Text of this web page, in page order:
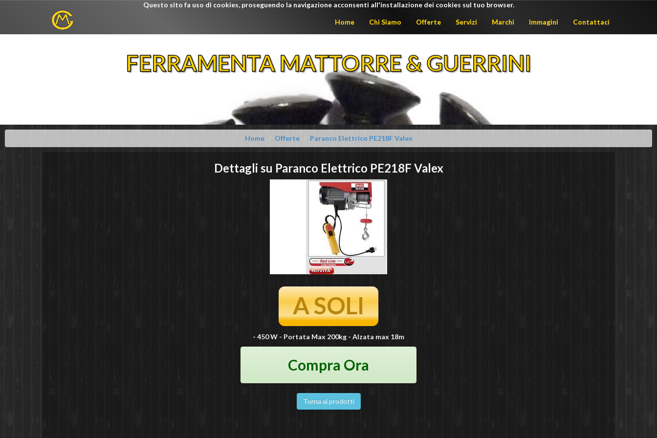
Questo sito fa uso di cookies, proseguendo la navigazione acconsenti all'installazione dei cookies sul tuo browser.
Home Chi Siamo Offerte Servizi Marchi Immagini Contattaci
FERRAMENTA MATTORRE & GUERRINI
Home Offerte Paranco Elettrico PE218F Valex
Dettagli su Paranco Elettrico PE218F Valex
A SOLI
- 450 W - Portata Max 200kg - Alzata max 18m
Compra Ora
Torna ai prodotti